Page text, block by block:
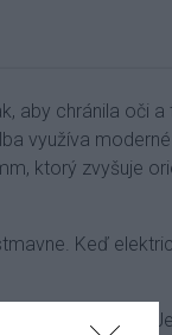
aby chránila oči
využíva
ktorý zvyšuje
Keď
filtra.